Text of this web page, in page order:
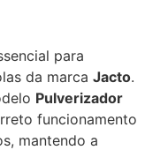
para
da marca Jacto.
Pulverizador
funcionamento
mantendo a